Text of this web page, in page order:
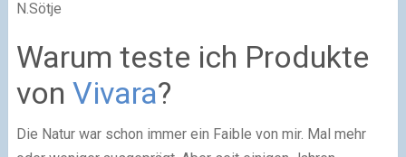
N.Sötje
Warum teste ich Produkte
von Vivara?
Die Natur war schon immer ein Faible von mir. Mal mehr